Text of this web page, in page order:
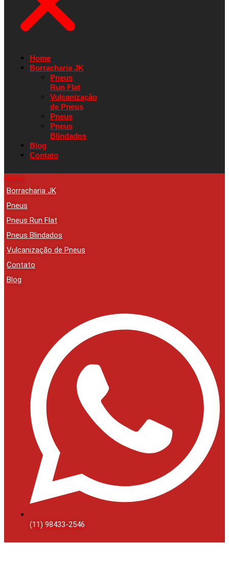
Home
Borracharia JK
Pneus
Run Flat
Vulcanização
de Pneus
Pneus
Pneus
Blindados
Blog
Contato
Home
Borracharia JK
Pneus
Pneus Run Flat
Pneus Blindados
Vulcanização de Pneus
Contato
Blog
(11) 98433-2546